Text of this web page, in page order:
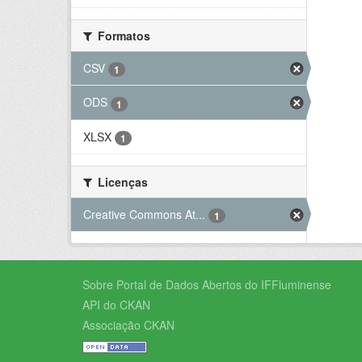
Formatos
CSV
1
ODS 1
XLSX 1
Licenças
Creative Commons At...
1
Sobre Portal de Dados Abertos do IFFluminense
API do CKAN
Associação CKAN